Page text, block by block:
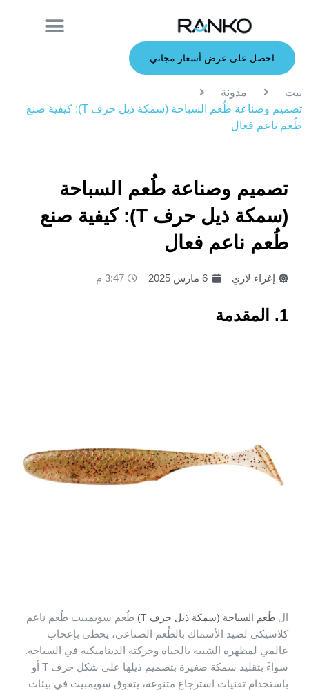
احصل على عرض أسعار مجاني
بيت
مدونة
تصميم وصناعة طُعم السباحة (سمكة ذيل حرف T): كيفية صنع
طُعم ناعم فعال
تصميم وصناعة طُعم السباحة
(سمكة ذيل حرف T): كيفية صنع
طُعم ناعم فعال
إغراء لاري 6 مارس 2025 3:47 م
1. المقدمة
ال طُعم السباحة (سمكة ذيل حرف T)
طُعم سويمبيت طُعم ناعم
كلاسيكي لصيد الأسماك بالطُعم الصناعي، يحظى بإعجاب
عالمي لمظهره الشبيه بالحياة وحركته الديناميكية في السباحة.
سواءً بتقليد سمكة صغيرة بتصميم ذيلها على شكل حرف T أو
باستخدام تقنيات استرجاع متنوعة، يتفوق سويمبيت في بيئات